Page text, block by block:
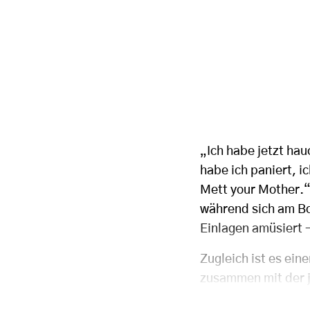
„Ich habe jetzt
habe ich paniert,
Mett your
während sich am
Einlagen amüsiert
Zugleich ist es
zusammen mit der